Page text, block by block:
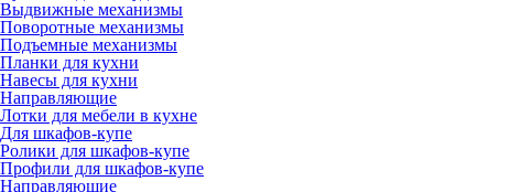
Выдвижные механизмы
Поворотные механизмы
Подъемные механизмы
Планки для кухни
Навесы для кухни
Направляющие
Лотки для мебели в кухне
Для шкафов-купе
Ролики для шкафов-купе
Профили для шкафов-купе
Направляющие